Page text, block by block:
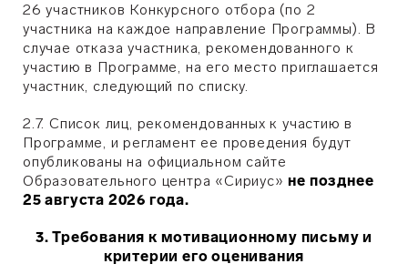
26 участников Конкурсного отбора (по 2
участника на каждое направление Программы). В
случае отказа участника, рекомендованного к
участию в Программе, на его место приглашается
участник, следующий по списку.
2.7. Список лиц, рекомендованных к участию в
Программе, и регламент ее проведения будут
опубликованы на официальном сайте
Образовательного центра «Сириус»не позднее
25 августа 2026 года.
3. Требования к мотивационному письму и
критерии его оценивания